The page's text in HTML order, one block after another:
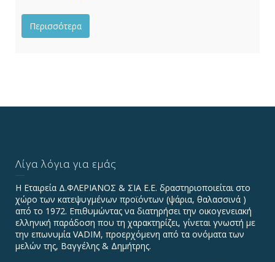
Περισσότερα
Λίγα λόγια για εμάς
Η Εταιρεία Δ.ΦΛΕΡΙΑΝΟΣ & ΣΙΑ Ε.Ε. δραστηριοποιείται στο
χώρο των κατεψυγμένων προϊόντων (ψάρια, θαλασσινά )
από το 1972. Επιθυμώντας να διατηρήσει την οικογενειακή
ελληνική παράδοση που τη χαρακτηρίζει, γίνεται γνωστή με
την επωνυμία VADIΜ, προερχόμενη από τα ονόματα των
μελών της, Βαγγέλης & Δημήτρης.